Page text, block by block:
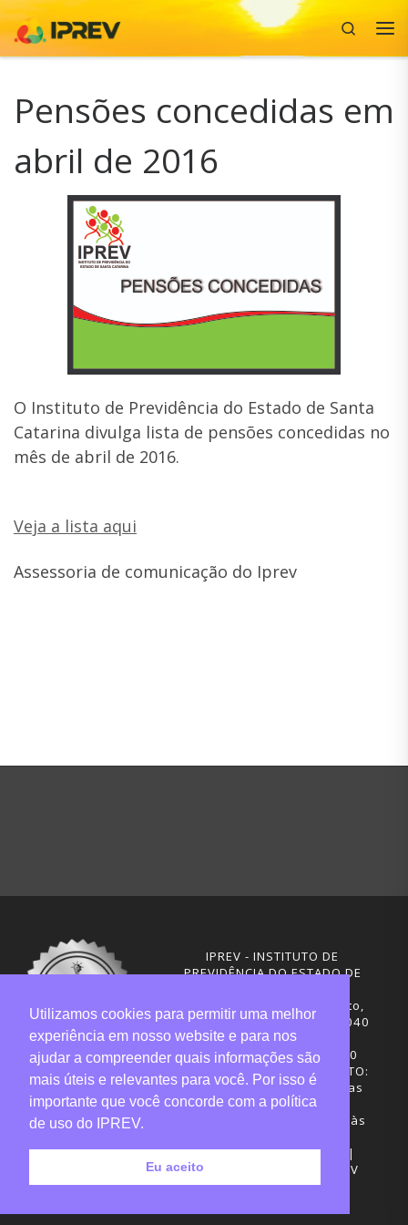
Skip to content
Search
Pensões concedidas em
abril de 2016
O Instituto de Previdência do Estado de Santa
Catarina divulga lista de pensões concedidas no
mês de abril de 2016.
Veja a lista aqui
Assessoria de comunicação do Iprev
IPREV - INSTITUTO DE
PREVIDÊNCIA DO ESTADO DE
Rua Visconde de Ouro Preto,
291 – Centro - CEP: 88020-040
Florianópolis - SC
Telefones: (48) 3665-4600
HORÁRIO DE FUNCIONAMENTO:
Central de Atendimento: das
12h30 às 18h
Sede administrativa: 7h30 às
Desenvolvimento: CIASC |
Gestão do conteúdo: IPREV
Utilizamos cookies para permitir uma melhor
experiência em nosso website e para nos
ajudar a compreender quais informações são
mais úteis e relevantes para você. Por isso é
importante que você concorde com a política
de uso do IPREV.
Eu aceito